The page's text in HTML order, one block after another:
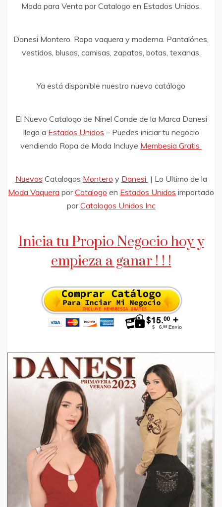
Moda para Venta por Catalogo en Estados Unidos.
Danesi Montero. Ropa vaquera y moderna. Pantalónes,
vestidos, blusas, camisas, zapatos, botas, texanas.
Ya está disponible nuestro nuevo catálogo
El Nuevo Catalogo de Ninel Conde de la Marca Danesi
llego a Estados Unidos – Puedes iniciar tu negocio
vendiendo Ropa de Moda Incluye Membesia Gratis
Nuevos Catalogos Montero y Danesi | Lo Ultimo de la
Moda Vaquera porCatalogo en Estados Unidos importado
porCatalogos Unidos Inc
Inicia tu Propio Negocio hoy y
empieza a ganar ! ! !